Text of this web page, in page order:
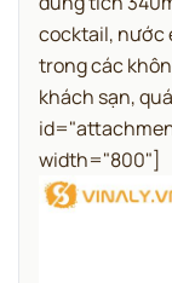
cocktail, nước
trong các
khách sạn,
width="800"]